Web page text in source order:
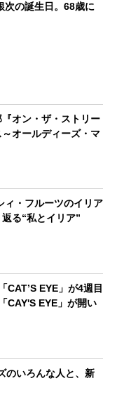
次の誕生日。68歳に
オン・ザ・ストリー
オールディーズ・マ
ィ・フルーツのイリア
る“私とイリア”
CAT’S EYE」が4週目
CAY'S EYE」が開い
いろんな人と、新